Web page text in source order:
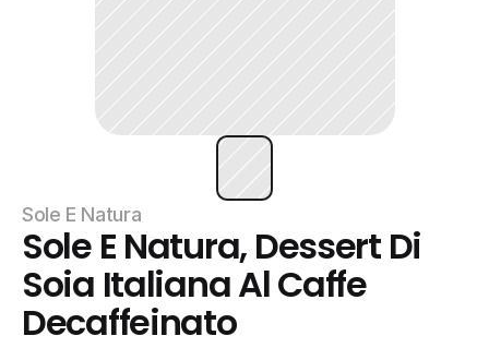
Sole E Natura
Sole E Natura, Dessert Di
Soia Italiana Al Caffe
Decaffeinato